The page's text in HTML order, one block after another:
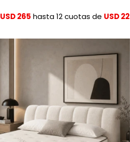
USD 265 hasta 12 cuotas de USD 22